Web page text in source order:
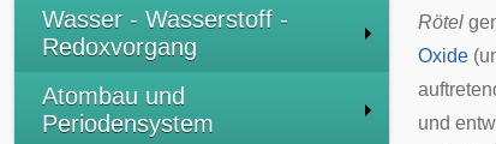
Wasser - Wasserstoff -
Redoxvorgang
Atombau und
Periodensystem
Rötel
Oxide
und